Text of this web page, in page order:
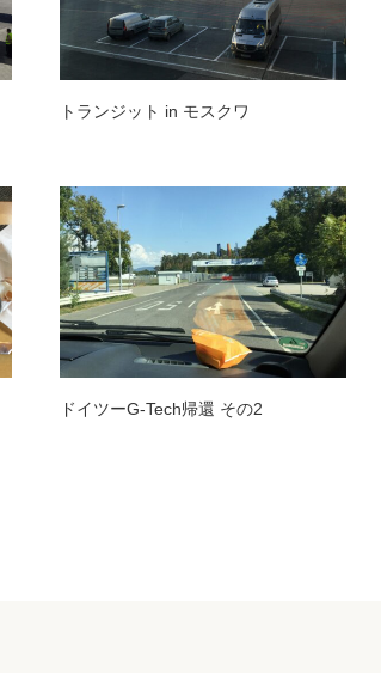
トランジット in モスクワ
ドイツーG-Tech帰還 その2